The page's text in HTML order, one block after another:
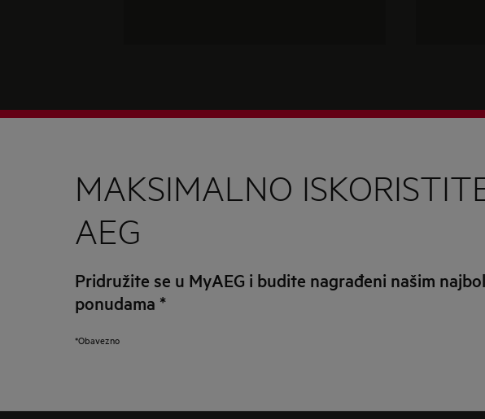
MAKSIMALNO
AEG
Pridružite se u MyAEG i budite nagrađeni našim
ponudama *
*Obavezno